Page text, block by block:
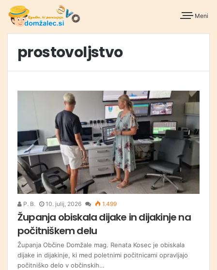
Meni
prostovoljstvo
P. B. 10. julij, 2026 1.499
Županja obiskala dijake in dijakinje na
počitniškem delu
Županja Občine Domžale mag. Renata Kosec je obiskala
dijake in dijakinje, ki med poletnimi počitnicami opravljajo
počitniško delo v občinskih…